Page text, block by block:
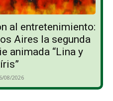
al entretenimiento:
Aires la segunda
animada “Lina y
08/2026